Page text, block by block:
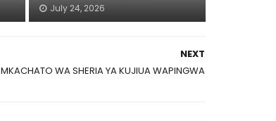
July 24, 2026
NEXT
MKACHATO WA SHERIA YA KUJIUA WAPINGWA